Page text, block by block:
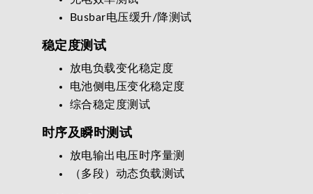
Busbar电压缓升/降测试
稳定度测试
放电负载变化稳定度
电池侧电压变化稳定度
综合稳定度测试
时序及瞬时测试
放电输出电压时序量测
（多段）动态负载测试